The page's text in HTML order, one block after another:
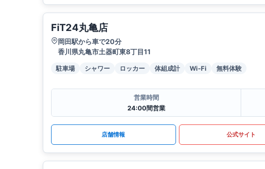
FiT24丸亀店
岡田駅から車で20分
香川県丸亀市土器町東8丁目11
駐車場 シャワー ロッカー 体組成計 Wi-Fi 無料体験
営業時間
24:00間営業
店舗情報 公式サイト